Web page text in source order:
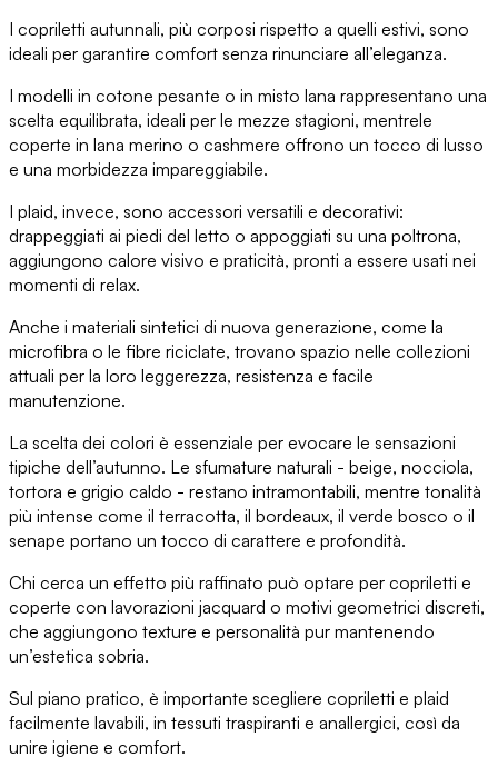
I copriletti autunnali, più corposi rispetto a quelli estivi, sono
ideali per garantire comfort senza rinunciare all’eleganza.
I modelli in cotone pesante o in misto lana rappresentano una
scelta equilibrata, ideali per le mezze stagioni, mentrele
coperte in lana merino o cashmere offrono un tocco di lusso
e una morbidezza impareggiabile.
I plaid, invece, sono accessori versatili e decorativi:
drappeggiati ai piedi del letto o appoggiati su una poltrona,
aggiungono calore visivo e praticità, pronti a essere usati nei
momenti di relax.
Anche i materiali sintetici di nuova generazione, come la
microfibra o le fibre riciclate, trovano spazio nelle collezioni
attuali per la loro leggerezza, resistenza e facile
manutenzione.
La scelta dei colori è essenziale per evocare le sensazioni
tipiche dell’autunno. Le sfumature naturali - beige, nocciola,
tortora e grigio caldo - restano intramontabili, mentre tonalità
più intense come il terracotta, il bordeaux, il verde bosco o il
senape portano un tocco di carattere e profondità.
Chi cerca un effetto più raffinato può optare per copriletti e
coperte con lavorazioni jacquard o motivi geometrici discreti,
che aggiungono texture e personalità pur mantenendo
un’estetica sobria.
Sul piano pratico, è importante scegliere copriletti e plaid
facilmente lavabili, in tessuti traspiranti e anallergici, così da
unire igiene e comfort.